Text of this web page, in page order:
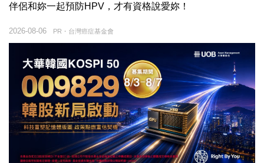
伴侶和妳一起預防HPV，才有資格說愛妳！
PR・台灣癌症基金會
2026-08-06